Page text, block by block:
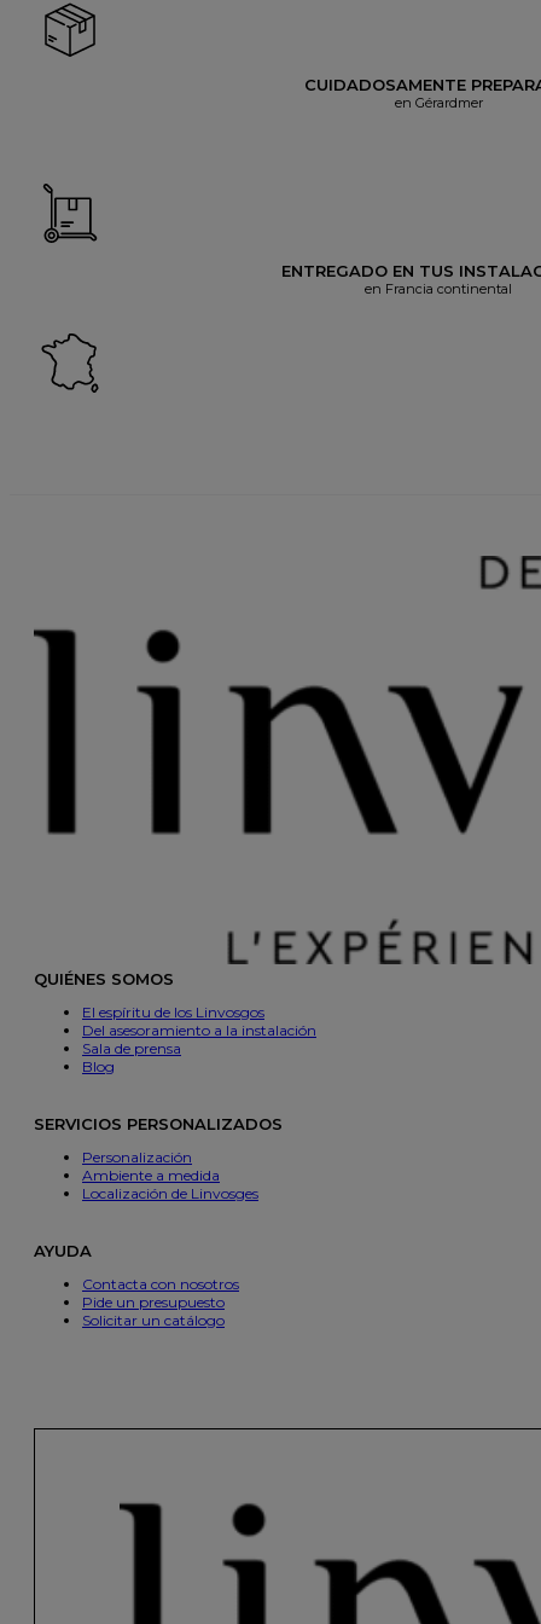
CUIDADOSAMENTE
en Gérardmer
ENTREGADO EN TUS
en Francia continental
QUIÉNES SOMOS
El espíritu de los Linvosgos
Del asesoramiento a la instalación
Sala de prensa
Blog
SERVICIOS PERSONALIZADOS
Personalización
Ambiente a medida
Localización de Linvosges
AYUDA
Contacta con nosotros
Pide un presupuesto
Solicitar un catálogo